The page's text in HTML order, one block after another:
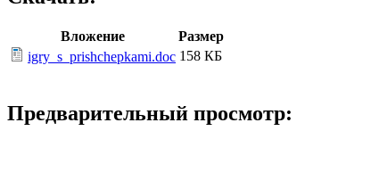
Вложение
Размер
igry_s_prishchepkami.doc 158 КБ
Предварительный просмотр: